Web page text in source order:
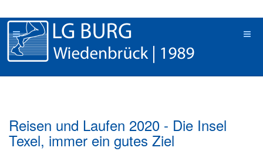
Reisen und Laufen 2020 - Die Insel
Texel, immer ein gutes Ziel